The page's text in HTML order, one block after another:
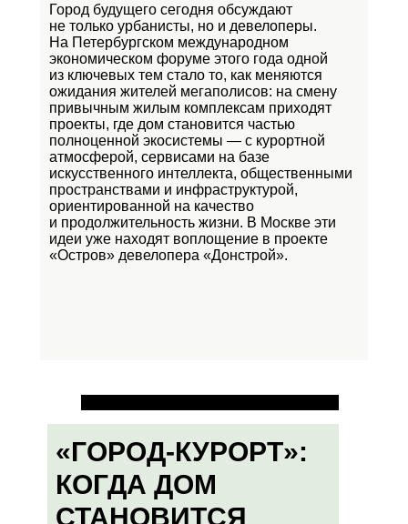
Город будущего сегодня обсуждают
не только урбанисты, но и девелоперы.
На Петербургском международном
экономическом форуме этого года одной
из ключевых тем стало то, как меняются
ожидания жителей мегаполисов: на смену
привычным жилым комплексам приходят
проекты, где дом становится частью
полноценной экосистемы — с курортной
атмосферой, сервисами на базе
искусственного интеллекта, общественными
пространствами и инфраструктурой,
ориентированной на качество
и продолжительность жизни. В Москве эти
идеи уже находят воплощение в проекте
«Остров» девелопера «Донстрой».
«ГОРОД-КУРОРТ»:
КОГДА ДОМ
СТАНОВИТСЯ